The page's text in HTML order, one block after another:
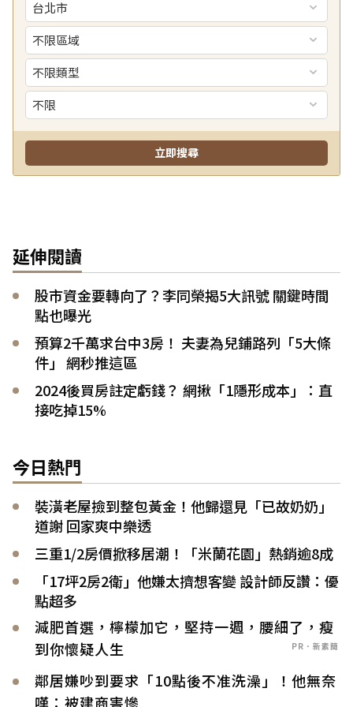
延伸閱讀
股市資金要轉向了？李同榮揭5大訊號 關鍵時間
點也曝光
預算2千萬求台中3房！ 夫妻為兒鋪路列「5大條
件」 網秒推這區
2024後買房註定虧錢？ 網揪「1隱形成本」：直
接吃掉15%
今日熱門
裝潢老屋撿到整包黃金！他歸還見「已故奶奶」
道謝 回家爽中樂透
三重1/2房價掀移居潮！「米蘭花園」熱銷逾8成
「17坪2房2衛」他嫌太擠想客變 設計師反讚：優
點超多
減肥首選，檸檬加它，堅持一週，腰細了，瘦
到你懷疑人生
PR．新素簡
鄰居嫌吵到要求「10點後不准洗澡」！他無奈
嘆：被建商害慘